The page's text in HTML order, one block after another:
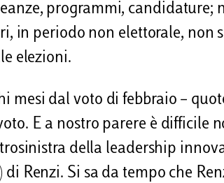
programmi, candidature;
in periodo non elettorale, non
elezioni.
mesi dal voto di febbraio –
E a nostro parere è difficile
della leadership
Renzi. Si sa da tempo che